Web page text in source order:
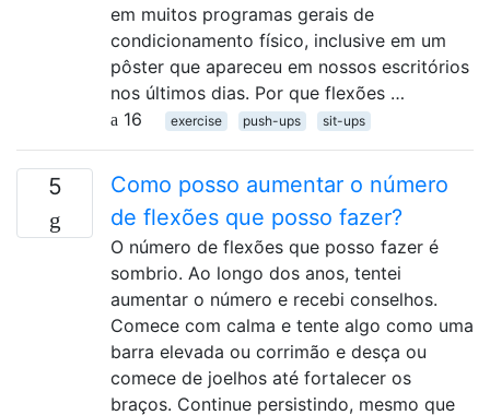
em muitos programas gerais de
condicionamento físico, inclusive em um
pôster que apareceu em nossos escritórios
nos últimos dias. Por que flexões …
16
exercise push-ups sit-ups
5
Como posso aumentar o número
de flexões que posso fazer?
O número de flexões que posso fazer é
sombrio. Ao longo dos anos, tentei
aumentar o número e recebi conselhos.
Comece com calma e tente algo como uma
barra elevada ou corrimão e desça ou
comece de joelhos até fortalecer os
braços. Continue persistindo, mesmo que